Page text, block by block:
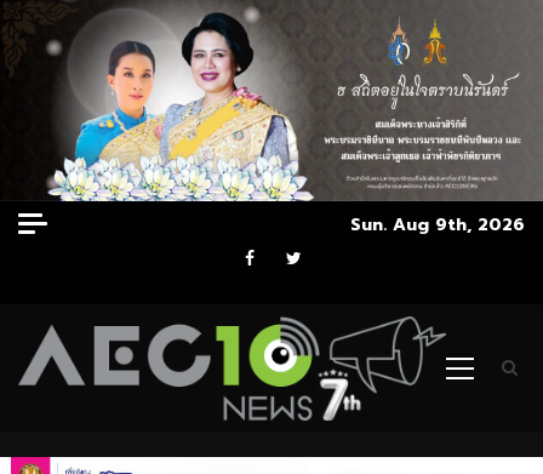
Skip
to
Sun. Aug 9th, 2026
Facebook
Twitter
Primary